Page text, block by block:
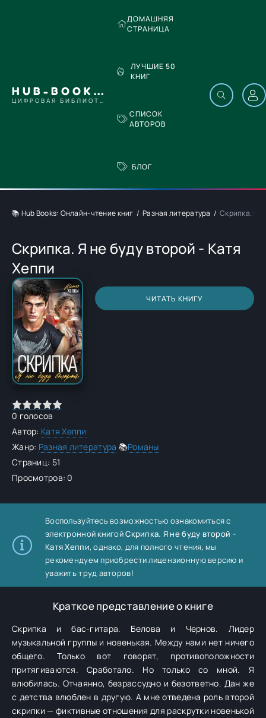
HUB-BOOKS.COM
ЦИФРОВАЯ БИБЛИОТЕКА
ДОМАШНЯЯ
СТРАНИЦА
ЛУЧШИЕ 50
КНИГ
СПИСОК
АВТОРОВ
БЛОГ
📚 Hub Books: Онлайн-чтение книг Разная литература Скрипка. Я
Скрипка. Я не буду второй - Катя
Хеппи
ЧИТАТЬ КНИГУ
0 голосов
Автор: Катя Хеппи
Жанр: Разная литература 📚Романы
Страниц: 51
Просмотров: 0
Воспользуйтесь возможностью ознакомиться с
электронной книгойСкрипка. Я не буду второй -
Катя Хеппи, однако, для полного чтения, мы
рекомендуем приобрести лицензионную версию и
уважить труд авторов!
Краткое представление о книге
Скрипка и бас-гитара. Белова и Чернов. Лидер
музыкальной группы и новенькая. Между нами нет ничего
общего. Только вот говорят, противоположности
притягиваются. Сработало. Но только со мной. Я
влюбилась. Отчаянно, безрассудно и безответно. Дан же
с детства влюблен в другую. А мне отведена роль второй
скрипки — фиктивные отношения для раскрутки новенькой